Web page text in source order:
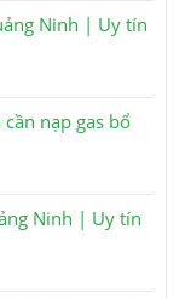
Ninh | Uy tín
nạp gas bổ
Ninh | Uy tín